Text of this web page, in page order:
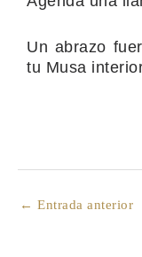
Un abrazo
tu Musa
← Entrada anterior